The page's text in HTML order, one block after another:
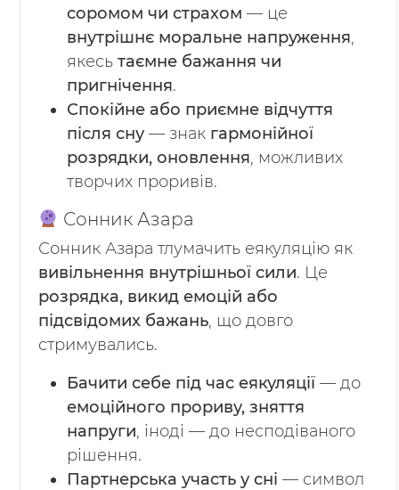
соромом чи страхом — це
внутрішнє моральне напруження,
якесь таємне бажання чи
пригнічення.
Спокійне або приємне відчуття
після сну — знак гармонійної
розрядки, оновлення, можливих
творчих проривів.
Сонник Азара
Сонник Азара тлумачить еякуляцію як
вивільнення внутрішньої сили. Це
розрядка, викид емоцій або
підсвідомих бажань, що довго
стримувались.
Бачити себе під час еякуляції — до
емоційного прориву, зняття
напруги, іноді — до несподіваного
рішення.
Партнерська участь у сні — символ